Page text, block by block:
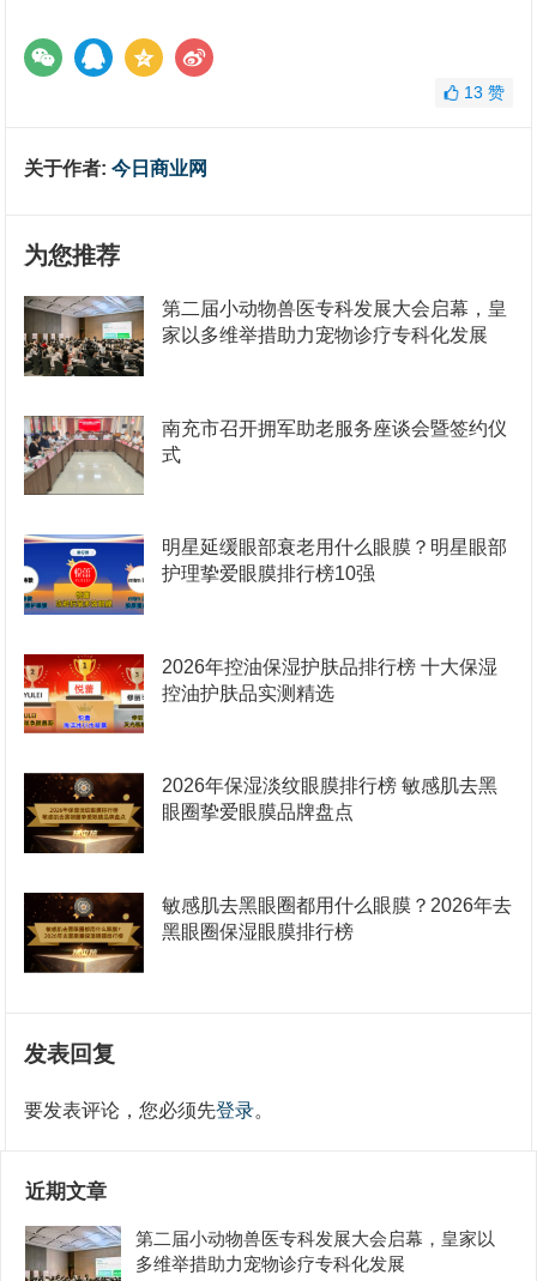
13 赞
关于作者:今日商业网
为您推荐
第二届小动物兽医专科发展大会启幕，皇
家以多维举措助力宠物诊疗专科化发展
南充市召开拥军助老服务座谈会暨签约仪
式
明星延缓眼部衰老用什么眼膜？明星眼部
护理挚爱眼膜排行榜10强
2026年控油保湿护肤品排行榜 十大保湿
控油护肤品实测精选
2026年保湿淡纹眼膜排行榜 敏感肌去黑
眼圈挚爱眼膜品牌盘点
敏感肌去黑眼圈都用什么眼膜？2026年去
黑眼圈保湿眼膜排行榜
发表回复
要发表评论，您必须先登录。
近期文章
第二届小动物兽医专科发展大会启幕，皇家以
多维举措助力宠物诊疗专科化发展